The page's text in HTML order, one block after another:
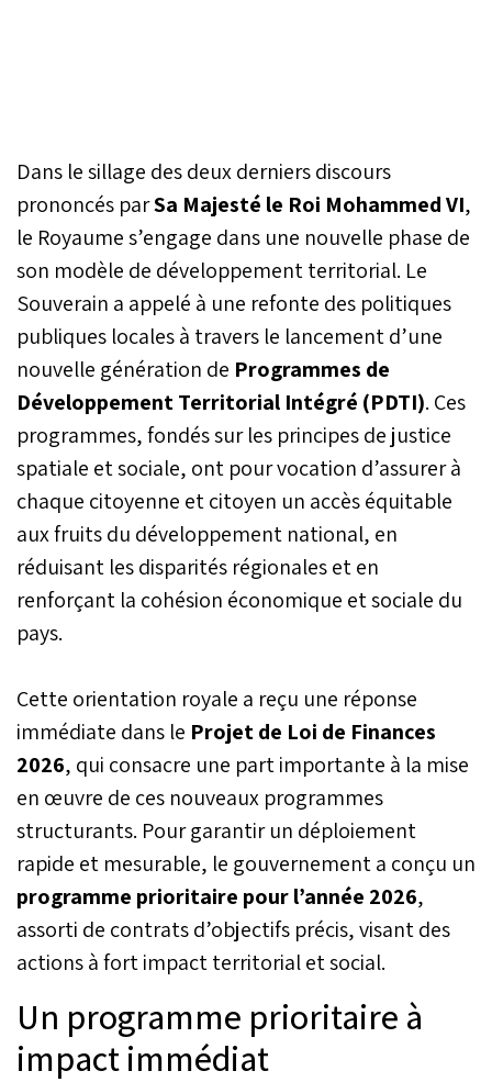
Dans le sillage des deux derniers discours
prononcés parSa Majesté le Roi Mohammed VI,
le Royaume s’engage dans une nouvelle phase de
son modèle de développement territorial. Le
Souverain a appelé à une refonte des politiques
publiques locales à travers le lancement d’une
nouvelle génération de Programmes de
Développement Territorial Intégré (PDTI). Ces
programmes, fondés sur les principes de justice
spatiale et sociale, ont pour vocation d’assurer à
chaque citoyenne et citoyen un accès équitable
aux fruits du développement national, en
réduisant les disparités régionales et en
renforçant la cohésion économique et sociale du
pays.
Cette orientation royale a reçu une réponse
immédiate dans le Projet de Loi de Finances
2026, qui consacre une part importante à la mise
en œuvre de ces nouveaux programmes
structurants. Pour garantir un déploiement
rapide et mesurable, le gouvernement a conçu un
programme prioritaire pour l’année 2026,
assorti de contrats d’objectifs précis, visant des
actions à fort impact territorial et social.
Un programme prioritaire à
impact immédiat